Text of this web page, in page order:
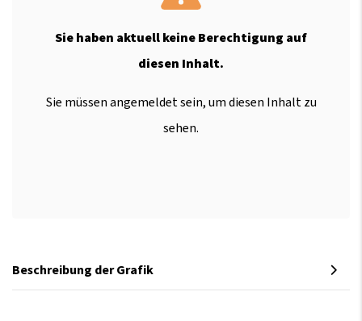
Sie haben aktuell keine Berechtigung auf
diesen Inhalt.
Sie müssen angemeldet sein, um diesen Inhalt zu
sehen.
Beschreibung der Grafik